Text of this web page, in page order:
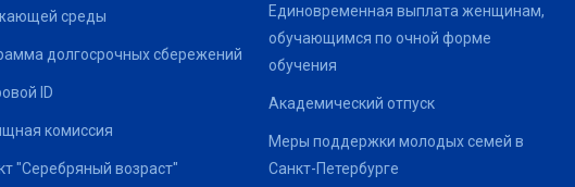
среды
долгосрочных сбережений
ID
комиссия
"Серебряный возраст"
Единовременная выплата женщинам,
обучающимся по очной форме
обучения
Академический отпуск
Меры поддержки молодых семей в
Санкт-Петербурге